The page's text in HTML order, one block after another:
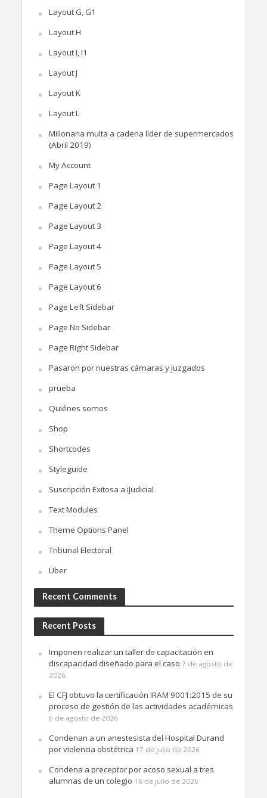
Layout G, G1
Layout H
Layout I, I1
Layout J
Layout K
Layout L
Millonaria multa a cadena líder de supermercados
(Abril 2019)
My Account
Page Layout 1
Page Layout 2
Page Layout 3
Page Layout 4
Page Layout 5
Page Layout 6
Page Left Sidebar
Page No Sidebar
Page Right Sidebar
Pasaron por nuestras cámaras y juzgados
prueba
Quiénes somos
Shop
Shortcodes
Styleguide
Suscripción Exitosa a iJudicial
Text Modules
Theme Options Panel
Tribunal Electoral
Uber
Recent Comments
Recent Posts
Imponen realizar un taller de capacitación en
discapacidad diseñado para el caso 7 de agosto de
2026
El CFJ obtuvo la certificación IRAM 9001:2015 de su
proceso de gestión de las actividades académicas
6 de agosto de 2026
Condenan a un anestesista del Hospital Durand
por violencia obstétrica 17 de julio de 2026
Condena a preceptor por acoso sexual a tres
alumnas de un colegio 16 de julio de 2026